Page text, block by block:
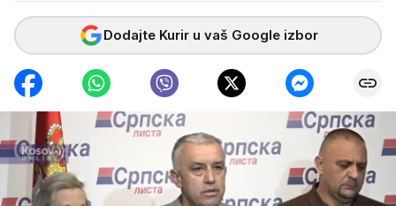
Dodajte Kurir u vaš Google izbor